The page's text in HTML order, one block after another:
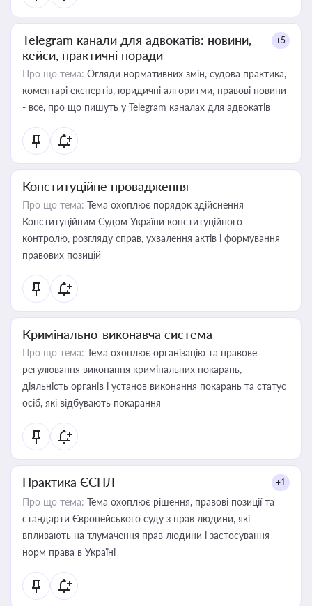
Telegram канали для адвокатів: новини,
кейси, практичні поради
+5
Про що тема: Огляди нормативних змін, судова практика,
коментарі експертів, юридичні алгоритми, правові новини
- все, про що пишуть у Telegram каналах для адвокатів
Конституційне провадження
Про що тема: Тема охоплює порядок здійснення
Конституційним Судом України конституційного
контролю, розгляду справ, ухвалення актів і формування
правових позицій
Кримінально-виконавча система
Про що тема: Тема охоплює організацію та правове
регулювання виконання кримінальних покарань,
діяльність органів і установ виконання покарань та статус
осіб, які відбувають покарання
Практика ЄСПЛ +1
Про що тема: Тема охоплює рішення, правові позиції та
стандарти Європейського суду з прав людини, які
впливають на тлумачення прав людини і застосування
норм права в Україні